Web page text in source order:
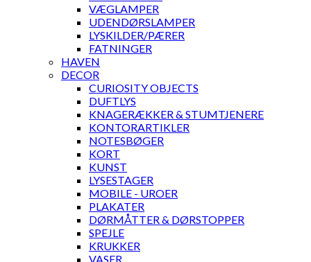
VÆGLAMPER
UDENDØRSLAMPER
LYSKILDER/PÆRER
FATNINGER
HAVEN
DECOR
CURIOSITY OBJECTS
DUFTLYS
KNAGERÆKKER & STUMTJENERE
KONTORARTIKLER
NOTESBØGER
KORT
KUNST
LYSESTAGER
MOBILE - UROER
PLAKATER
DØRMÅTTER & DØRSTOPPER
SPEJLE
KRUKKER
VASER